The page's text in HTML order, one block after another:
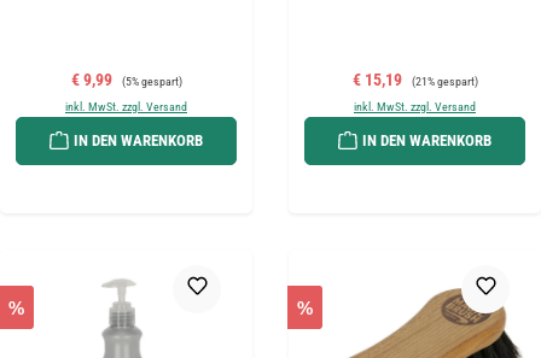
Verkaufspreis:
€ 9,99 Regulärer Preis:
(5% gespart)
inkl. MwSt. zzgl. Versand
IN DEN WARENKORB
Verkaufspreis:
€ 15,19 Regulärer Preis:
(21% gespart)
inkl. MwSt. zzgl. Versand
IN DEN WARENKORB
% %